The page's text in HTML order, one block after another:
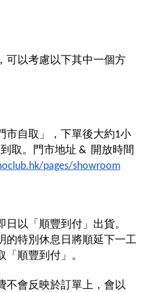
可以考慮以下其中一個方
市自取 」，
下單後大約1小
取。門市地址 & 開放時間
pages/showroom
日以「順豐到付」出貨。
的特別休息日將順延下一工
順豐到付」。
不會反映於訂單上，會以